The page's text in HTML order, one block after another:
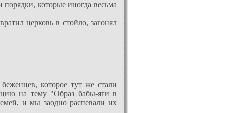
которые иногда весьма
церковь в стойло, загонял
которое тут же стали
на тему "Образ бабы-яги в
и мы заодно распевали их